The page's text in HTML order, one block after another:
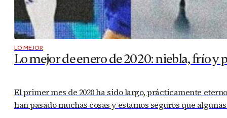
LO MEJOR
Lo mejor de enero de 2020: niebla, frío y
El primer mes de 2020 ha sido largo, prácticamente
han pasado muchas cosas y estamos seguros que